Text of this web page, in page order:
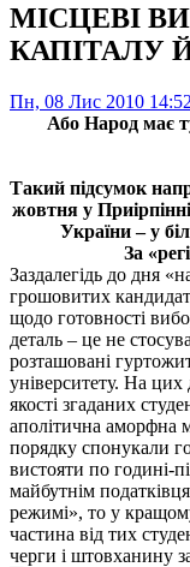
МІСЦЕВІ
КАПІТАЛУ
Пн, 08 Лис 2010
Або Народ має
Такий підсумок
жовтня у
України – у
За
Заздалегідь до дня
грошовитих
щодо готовності
деталь – це не
розташовані
університету. На цих
якості згаданих
аполітична аморфна
порядку спонукали
вистояти по годині-
майбутнім
режимі», то у
частина від тих
черги і штовханину